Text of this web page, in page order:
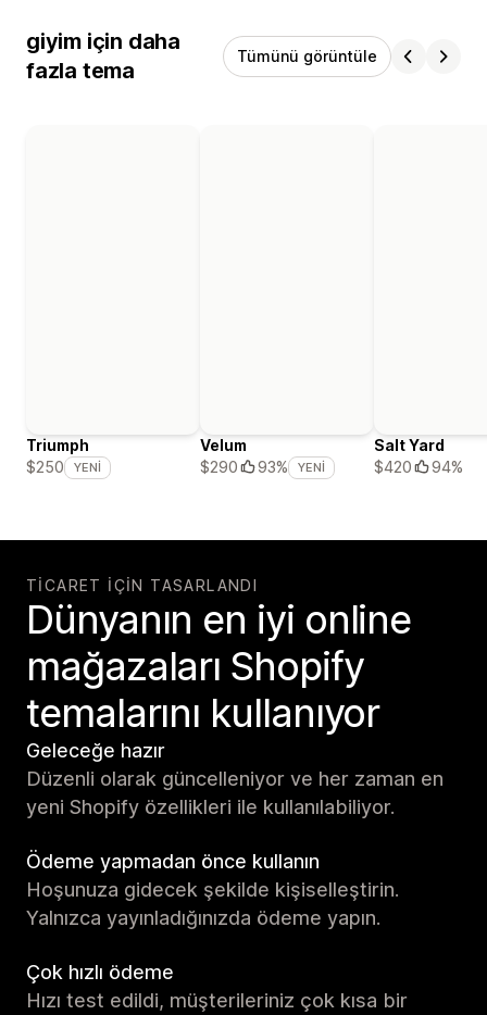
giyim için daha
fazla tema
Tümünü görüntüle
Triumph
$250
YENI
Velum
$290
93% YENI
Salt Yard
$420
94%
TICARET IÇIN TASARLANDI
Dünyanın en iyi online
mağazaları Shopify
temalarını kullanıyor
Geleceğe hazır
Düzenli olarak güncelleniyor ve her zaman en
yeni Shopify özellikleri ile kullanılabiliyor.
Ödeme yapmadan önce kullanın
Hoşunuza gidecek şekilde kişiselleştirin.
Yalnızca yayınladığınızda ödeme yapın.
Çok hızlı ödeme
Hızı test edildi, müşterileriniz çok kısa bir